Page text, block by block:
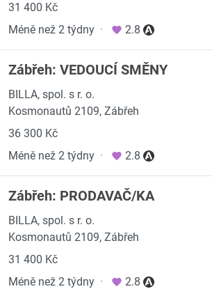
31 400 Kč
Méně než 2 týdny · 2.8
Zábřeh: VEDOUCÍ SMĚNY
BILLA, spol. s r. o.
Kosmonautů 2109, Zábřeh
36 300 Kč
Méně než 2 týdny · 2.8
Zábřeh: PRODAVAČ/KA
BILLA, spol. s r. o.
Kosmonautů 2109, Zábřeh
31 400 Kč
Méně než 2 týdny · 2.8